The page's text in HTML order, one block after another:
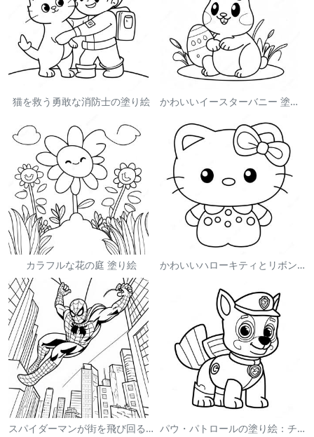
猫を救う勇敢な消防士の塗り絵 かわいいイースターバニー 塗り絵
カラフルな花の庭 塗り絵 かわいいハローキティとリボンの塗り絵
スパイダーマンが街を飛び回る塗り絵 パウ・パトロールの塗り絵：チェイス